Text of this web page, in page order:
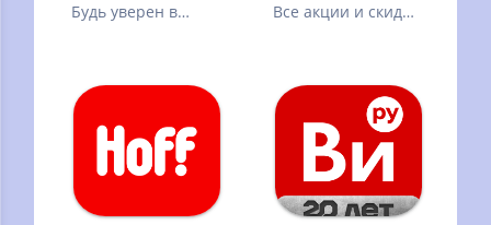
Будь уверен в
приложением
Честный ЗНАК
Все акции и скидки
лояльности,
доставка
продуктов